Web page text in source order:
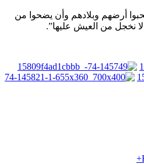
أرضهم وبلادهم وأن يضحوا من
نخجل من العيش عليها”.